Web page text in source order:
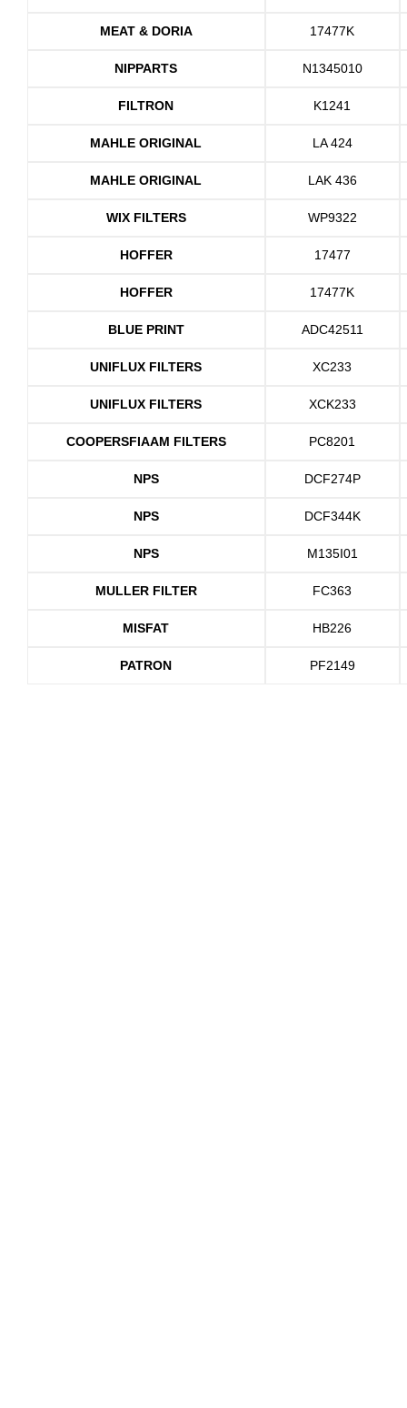
MEAT & DORIA 17477K
NIPPARTS N1345010
FILTRON K1241
MAHLE ORIGINAL LA 424
MAHLE ORIGINAL LAK 436
WIX FILTERS WP9322
HOFFER 17477
HOFFER 17477K
BLUE PRINT ADC42511
UNIFLUX FILTERS XC233
UNIFLUX FILTERS XCK233
COOPERSFIAAM FILTERS PC8201
NPS DCF274P
NPS DCF344K
NPS M135I01
MULLER FILTER FC363
MISFAT HB226
PATRON PF2149